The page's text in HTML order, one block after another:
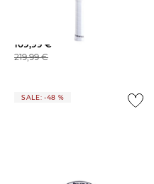
109,99 €
219,99 €
SALE: -48 %